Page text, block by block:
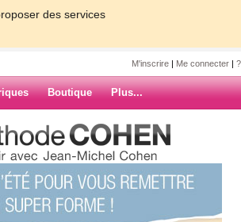
des services
M'inscrire | Me connecter |
Boutique Plus...
?